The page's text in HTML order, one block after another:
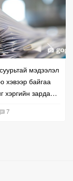
мэдээлэл
хэвээр байгаа
хэргийн зардал
7